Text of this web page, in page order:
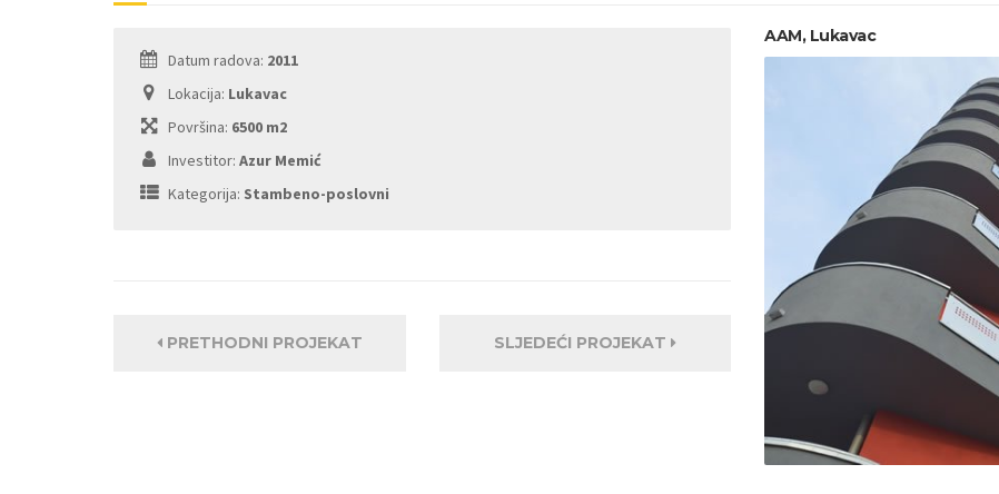
Datum radova: 2011
Lokacija: Lukavac
Površina: 6500 m2
Investitor: Azur Memić
Kategorija: Stambeno-poslovni
PRETHODNI PROJEKAT SLJEDEĆI PROJEKAT
AAM, Lukavac